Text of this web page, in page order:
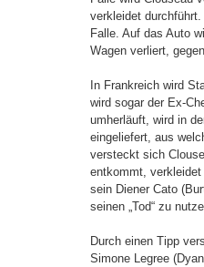
verkleidet
Falle. Auf das Auto
Wagen verliert,
In Frankreich wird
wird sogar der Ex-
umherläuft, wird in
eingeliefert, aus
versteckt sich
entkommt,
sein Diener Cato
seinen „Tod“ zu
Durch einen Tipp
Simone Legree